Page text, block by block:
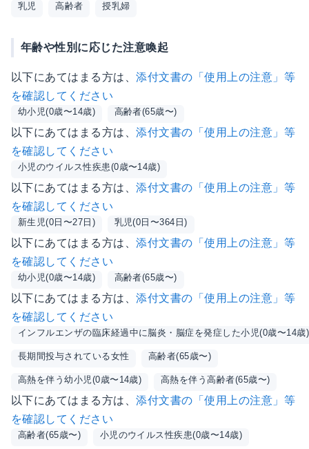
乳児 高齢者 授乳婦
年齢や性別に応じた注意喚起
以下にあてはまる方は、添付文書の「使用上の注意」等
を確認してください
幼小児(0歳〜14歳) 高齢者(65歳〜)
以下にあてはまる方は、添付文書の「使用上の注意」等
を確認してください
小児のウイルス性疾患(0歳〜14歳)
以下にあてはまる方は、添付文書の「使用上の注意」等
を確認してください
新生児(0日〜27日) 乳児(0日〜364日)
以下にあてはまる方は、添付文書の「使用上の注意」等
を確認してください
幼小児(0歳〜14歳) 高齢者(65歳〜)
以下にあてはまる方は、添付文書の「使用上の注意」等
を確認してください
インフルエンザの臨床経過中に脳炎・脳症を発症した小児(0歳〜14歳)
長期間投与されている女性 高齢者(65歳〜)
高熱を伴う幼小児(0歳〜14歳) 高熱を伴う高齢者(65歳〜)
以下にあてはまる方は、添付文書の「使用上の注意」等
を確認してください
高齢者(65歳〜) 小児のウイルス性疾患(0歳〜14歳)